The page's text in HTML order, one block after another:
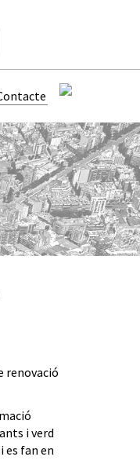
renovació
i verd
es fan en